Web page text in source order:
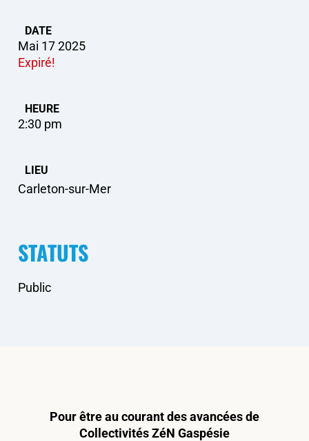
DATE
Mai 17 2025
Expiré!
HEURE
2:30 pm
LIEU
Carleton-sur-Mer
STATUTS
Public
Pour être au courant des avancées de
Collectivités ZéN Gaspésie